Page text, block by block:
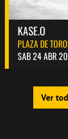
KASE.O
PLAZA DE
SAB 24 ABR
Ver